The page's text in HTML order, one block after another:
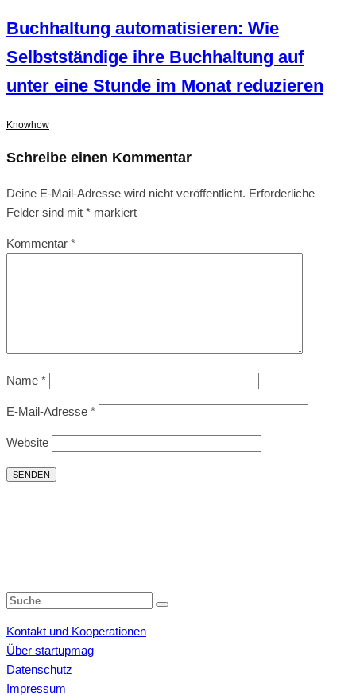
Buchhaltung automatisieren: Wie
Selbstständige ihre Buchhaltung auf
unter eine Stunde im Monat reduzieren
Knowhow
Schreibe einen Kommentar
Deine E-Mail-Adresse wird nicht veröffentlicht. Erforderliche
Felder sind mit * markiert
Kommentar *
Name *
E-Mail-Adresse *
Website
Kontakt und Kooperationen
Über startupmag
Datenschutz
Impressum